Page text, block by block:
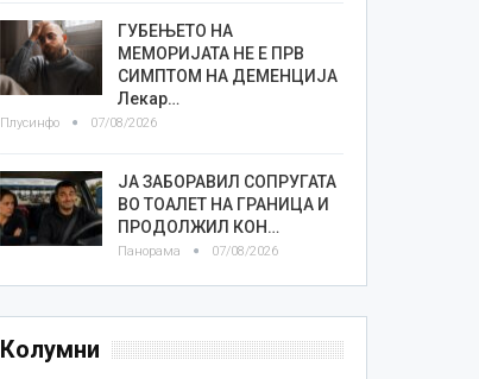
ГУБЕЊЕТО НА
МЕМОРИЈАТА НЕ Е ПРВ
СИМПТОМ НА ДЕМЕНЦИЈА
Лекар…
Плусинфо 07/08/2026
ЈА ЗАБОРАВИЛ СОПРУГАТА
ВО ТОАЛЕТ НА ГРАНИЦА И
ПРОДОЛЖИЛ КОН…
Панорама 07/08/2026
Колумни